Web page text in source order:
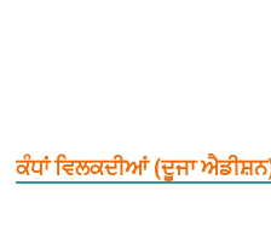
ਕੰਧਾਂ ਵਿਲਕਦੀਆਂ (ਦੂਜਾ